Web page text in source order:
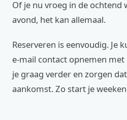
Of je nu vroeg in de
avond, het kan allemaal.
Reserveren is eenvoudig. Je
e-mail contact opnemen met
je graag verder en zorgen
aankomst. Zo start je